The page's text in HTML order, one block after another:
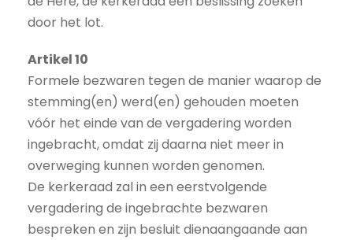
door het lot.
Artikel 10
Formele bezwaren tegen de manier waarop de
stemming(en) werd(en) gehouden moeten
vóór het einde van de vergadering worden
ingebracht, omdat zij daarna niet meer in
overweging kunnen worden genomen.
De kerkeraad zal in een eerstvolgende
vergadering de ingebrachte bezwaren
bespreken en zijn besluit dienaangaande aan